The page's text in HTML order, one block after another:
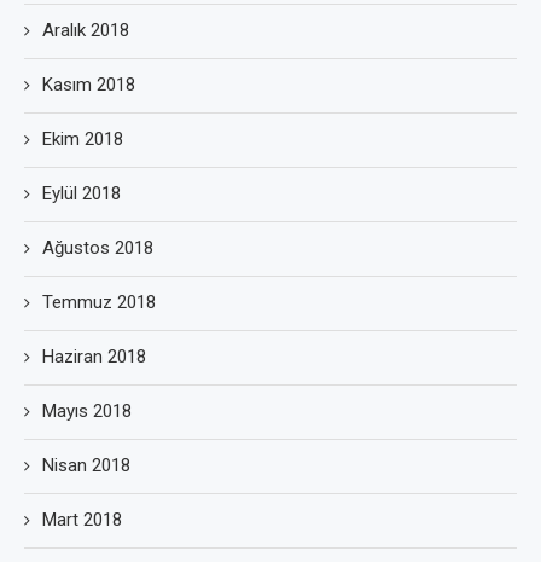
Aralık 2018
Kasım 2018
Ekim 2018
Eylül 2018
Ağustos 2018
Temmuz 2018
Haziran 2018
Mayıs 2018
Nisan 2018
Mart 2018